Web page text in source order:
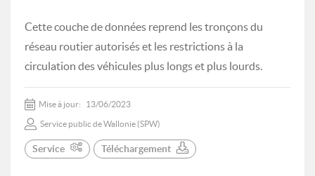
Cette couche de données reprend les tronçons du
réseau routier autorisés et les restrictions à la
circulation des véhicules plus longs et plus lourds.
Mise à jour: 13/06/2023
Service public de Wallonie (SPW)
Service Téléchargement